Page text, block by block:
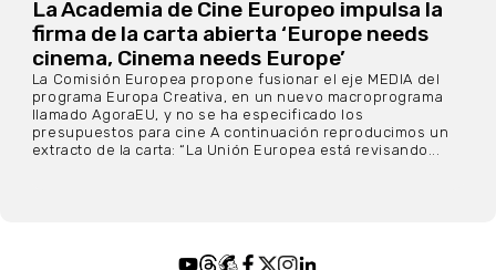
La Academia de Cine Europeo impulsa la
firma de la carta abierta ‘Europe needs
cinema, Cinema needs Europe’
La Comisión Europea propone fusionar el eje MEDIA del
programa Europa Creativa, en un nuevo macroprograma
llamado AgoraEU, y no se ha especificado los
presupuestos para cine A continuación reproducimos un
extracto de la carta: “La Unión Europea está revisando...